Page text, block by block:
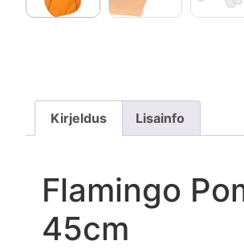
Kirjeldus Lisainfo
Flamingo
45cm